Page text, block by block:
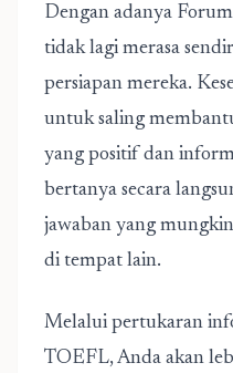
Dengan adanya
tidak lagi merasa
persiapan mereka.
untuk saling
yang positif dan
bertanya secara
jawaban yang
di tempat lain.
Melalui pertukaran
TOEFL, Anda akan